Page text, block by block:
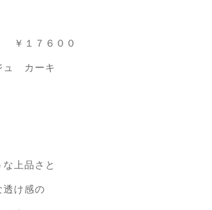
￥１７６００
カーキ
上品さと
透け感の